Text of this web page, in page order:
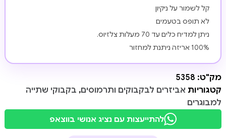
קל לשמור על ניקיון
לא תופס בטעמים
ניתן למדיח כלים עד 70 מעלות צלזיוס.
100% אריזה ניתנת למחזור
מק"ט: 5358
קטגוריות אביזרים לבקבוקים ותרמוסים, בקבוקי שתייה
למבוגרים
להתייעצות עם נציג אנושי בווצאפ